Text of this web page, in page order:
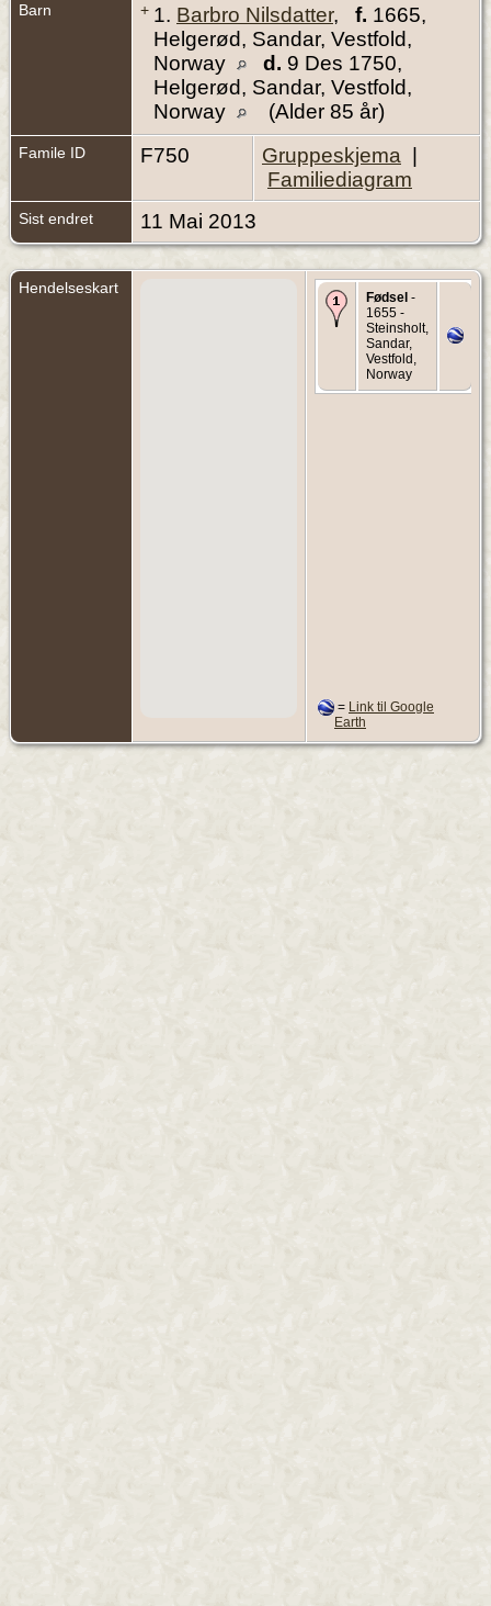
Barn + 1. Barbro Nilsdatter, f. 1665,
Helgerød, Sandar, Vestfold,
Norway
d. 9 Des 1750,
Helgerød, Sandar, Vestfold,
Norway
(Alder 85 år)
Famile ID F750 Gruppeskjema
Familiediagram
Sist endret 11 Mai 2013
Hendelseskart
Fødsel -
1655 -
Steinsholt,
Sandar,
Vestfold,
Norway
= Link til Google
Earth